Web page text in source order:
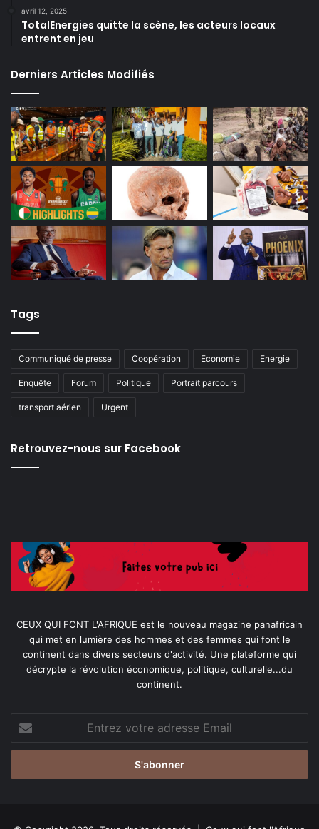
avril 12, 2025
TotalEnergies quitte la scène, les acteurs locaux
entrent en jeu
Derniers Articles Modifiés
Tags
Communiqué de presse Coopération Economie Energie
Enquête Forum Politique Portrait parcours
transport aérien Urgent
Retrouvez-nous sur Facebook
CEUX QUI FONT L'AFRIQUE est le nouveau magazine panafricain
qui met en lumière des hommes et des femmes qui font le
continent dans divers secteurs d'activité. Une plateforme qui
décrypte la révolution économique, politique, culturelle...du
continent.
votre
adresse